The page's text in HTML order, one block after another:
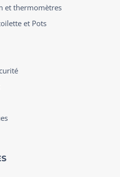
et thermomètres
et Pots